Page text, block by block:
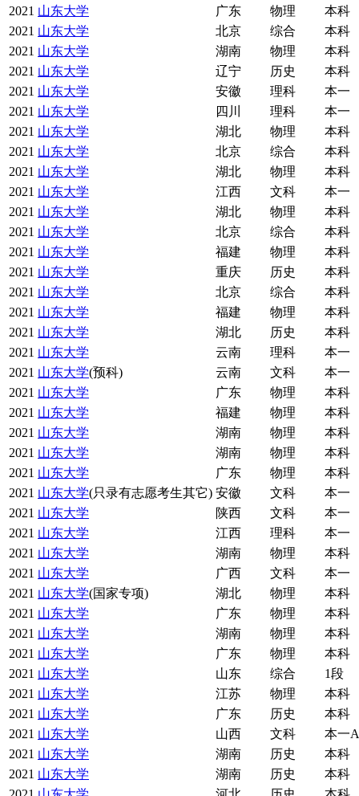
2021 山东大学 广东 物理
本科
2021 山东大学 北京 综合
本科
2021 山东大学 湖南 物理
本科
2021 山东大学 辽宁 历史
本科
2021 山东大学 安徽 理科
本一
2021 山东大学 四川 理科
本一
2021 山东大学 湖北 物理
本科
2021 山东大学 北京 综合
本科
2021 山东大学 湖北 物理
本科
2021 山东大学 江西 文科
本一
2021 山东大学 湖北 物理
本科
2021 山东大学 北京 综合
本科
2021 山东大学 福建 物理
本科
2021 山东大学 重庆 历史
本科
2021 山东大学 北京 综合
本科
2021 山东大学 福建 物理
本科
2021 山东大学 湖北 历史
本科
2021 山东大学 云南 理科
本一
2021 山东大学(预科) 云南 文科
本一
2021 山东大学 广东 物理
本科
2021 山东大学 福建 物理
本科
2021 山东大学 湖南 物理
本科
2021 山东大学 湖南 物理
本科
2021 山东大学 广东 物理
本科
2021 山东大学(只录有志愿考生其它) 安徽 文科
本一
2021 山东大学 陕西 文科
本一
2021 山东大学 江西 理科
本一
2021 山东大学 湖南 物理
本科
2021 山东大学 广西 文科
本一
2021 山东大学(国家专项) 湖北 物理
本科
2021 山东大学 广东 物理
本科
2021 山东大学 湖南 物理
本科
2021 山东大学 广东 物理
本科
2021 山东大学 山东 综合
1段
2021 山东大学 江苏 物理
本科
2021 山东大学 广东 历史
本科
2021 山东大学 山西 文科
本一A
2021 山东大学 湖南 历史
本科
2021 山东大学 湖南 历史
本科